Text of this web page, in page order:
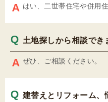
はい、二世帯住宅や併用
土地探しから相談でき
ぜひ、ご相談ください。
建替えとリフォーム、